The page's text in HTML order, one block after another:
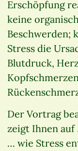
Erschöpfung
keine
Beschwerden;
Stress die
Blutdruck,
Der Vortrag
zeigt Ihnen auf
… wie Stress